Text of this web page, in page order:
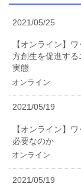
2021/05/25
【オンライン】
方創生を促進す
実態
オンライン
2021/05/19
【オンライン】
必要なのか
オンライン
2021/05/19